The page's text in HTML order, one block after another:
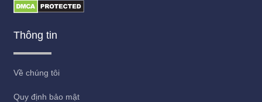
Thông tin
Về chúng tôi
Quy định bảo mật